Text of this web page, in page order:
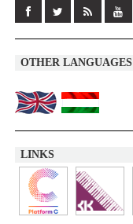
OTHER LANGUAGES
LINKS